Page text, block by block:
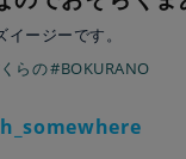
ージーです。
らの#BOKURANO